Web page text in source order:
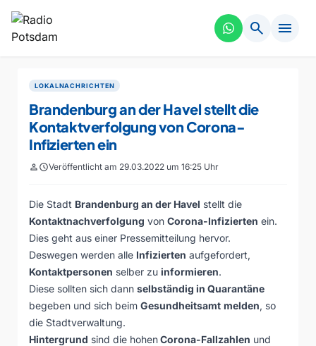
search menu
LOKALNACHRICHTEN
Brandenburg an der Havel stellt die
Kontaktverfolgung von Corona-
Infizierten ein
personscheduleVeröffentlicht am 29.03.2022 um 16:25 Uhr
Die Stadt Brandenburg an der Havel stellt die
Kontaktnachverfolgung von Corona-Infizierten ein.
Dies geht aus einer Pressemitteilung hervor.
Deswegen werden alle Infizierten aufgefordert,
Kontaktpersonen selber zu informieren.
Diese sollten sich dann selbständig in Quarantäne
begeben und sich beim Gesundheitsamt melden, so
die Stadtverwaltung.
Hintergrund sind die hohenCorona-Fallzahlen und